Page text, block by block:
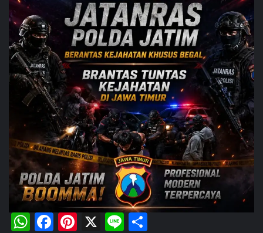
WhatsApp
Facebook
Pinterest
X Line